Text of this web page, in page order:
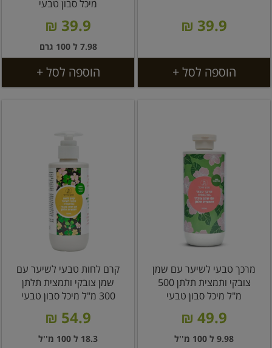
39.9 ₪
הוספה לסל +
מיכל סבון טבעי
39.9 ₪
7.98 ל 100 גרם
הוספה לסל +
מרכך טבעי לשיער עם שמן
צובקי ותמצית תלתן 500
מ"ל מיכל סבון טבעי
49.9 ₪
9.98 ל 100 מ''ל
קרם לחות טבעי לשיער עם
שמן צובקי ותמצית תלתן
300 מ"ל מיכל סבון טבעי
54.9 ₪
18.3 ל 100 מ''ל